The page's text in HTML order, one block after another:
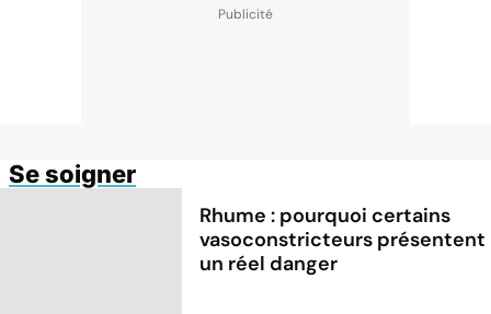
Se soigner
Rhume : pourquoi certains
vasoconstricteurs présentent
un réel danger